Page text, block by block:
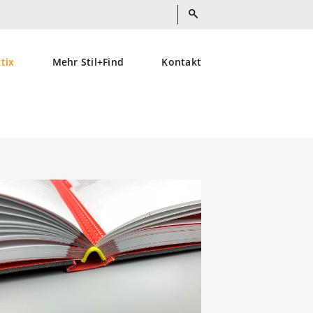
Mehr Stil+Find Kontakt